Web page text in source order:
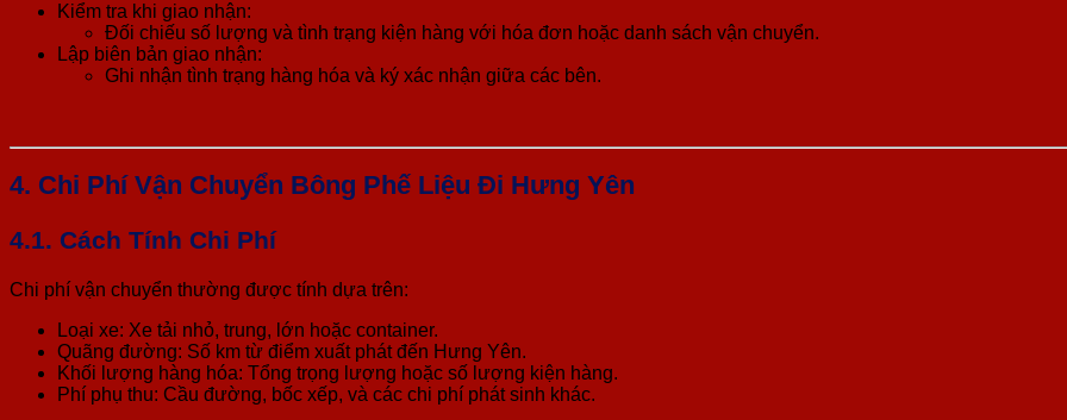
Kiểm tra khi giao nhận:
Đối chiếu số lượng và tình trạng kiện hàng với hóa đơn hoặc danh sách vận chuyển.
Lập biên bản giao nhận:
Ghi nhận tình trạng hàng hóa và ký xác nhận giữa các bên.
4. Chi Phí Vận Chuyển Bông Phế Liệu Đi Hưng Yên
4.1. Cách Tính Chi Phí
Chi phí vận chuyển thường được tính dựa trên:
Loại xe: Xe tải nhỏ, trung, lớn hoặc container.
Quãng đường: Số km từ điểm xuất phát đến Hưng Yên.
Khối lượng hàng hóa: Tổng trọng lượng hoặc số lượng kiện hàng.
Phí phụ thu: Cầu đường, bốc xếp, và các chi phí phát sinh khác.